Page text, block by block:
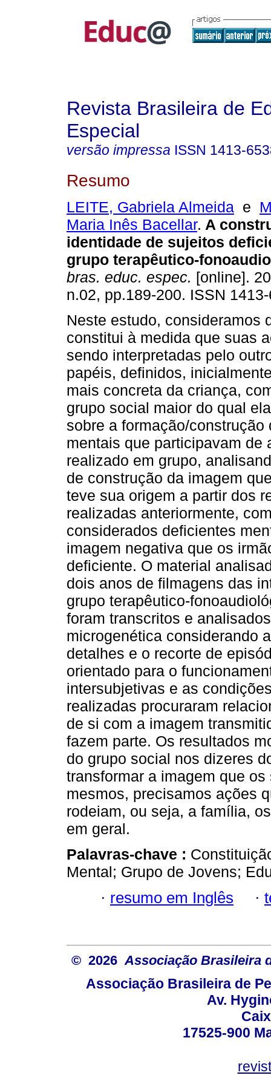
Revista Brasileira de
Especial
versão impressa ISSN 1413-
Resumo
LEITE, Gabriela Almeida e
Maria Inês Bacellar. A
identidade de sujeitos
grupo terapêutico-
bras. educ. espec. [online].
n.02, pp.189-200. ISSN
Neste estudo, consideramos
constitui à medida que suas
sendo interpretadas pelo
papéis, definidos,
mais concreta da criança,
grupo social maior do qual
sobre a formação/
mentais que participavam de
realizado em grupo,
de construção da imagem
teve sua origem a partir dos
realizadas anteriormente,
considerados deficientes
imagem negativa que os
deficiente. O material
dois anos de filmagens das
grupo terapêutico-
foram transcritos e
microgenética considerando
detalhes e o recorte de
orientado para o
intersubjetivas e as
realizadas procuraram
de si com a imagem
fazem parte. Os resultados
do grupo social nos dizeres
transformar a imagem que
mesmos, precisamos ações
rodeiam, ou seja, a família,
em geral.
Palavras-chave :
Mental; Grupo de Jovens;
· resumo em Inglês ·
© 2026 Associação Brasileira
Associação Brasileira de
Av.
17525-900